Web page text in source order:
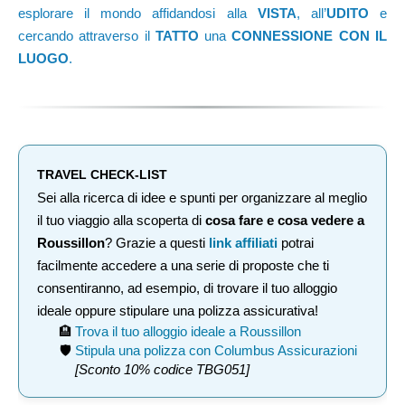
esplorare il mondo affidandosi alla VISTA, all’UDITO e
cercando attraverso il TATTO unaCONNESSIONE CON IL
LUOGO.
TRAVEL CHECK-LIST
Sei alla ricerca di idee e spunti per organizzare al meglio
il tuo viaggio alla scoperta di cosa fare e cosa vedere a
Roussillon? Grazie a questi link affiliati potrai
facilmente accedere a una serie di proposte che ti
consentiranno, ad esempio, di trovare il tuo alloggio
ideale oppure stipulare una polizza assicurativa!
🏨 Trova il tuo alloggio ideale a Roussillon
🛡️ Stipula una polizza con Columbus Assicurazioni
[Sconto 10% codice TBG051]